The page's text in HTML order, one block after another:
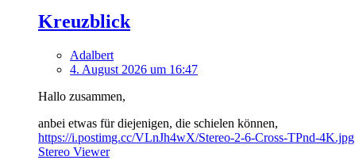
Kreuzblick
Adalbert
4. August 2026 um 16:47
Hallo zusammen,
anbei etwas für diejenigen, die schielen können,
https://i.postimg.cc/VLnJh4wX/Stereo-2-6-Cross-TPnd-4K.jpg
Stereo Viewer